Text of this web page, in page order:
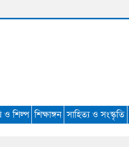
ও শিল্প শিক্ষাঙ্গন সাহিত্য ও সংস্কৃতি